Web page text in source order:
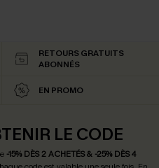
RETOURS GRATUITS
ABONNÉS
EN PROMO
LE CODE
-15% DÈS 2 ACHETÉS & -25% DÈS 4